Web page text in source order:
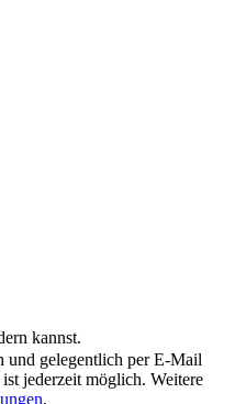
kannst.
und gelegentlich per E-Mail
jederzeit möglich. Weitere
.